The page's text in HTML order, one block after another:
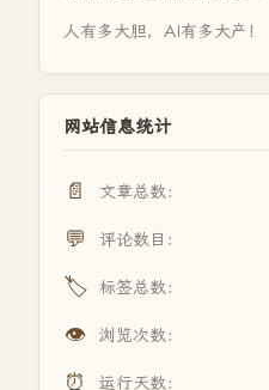
人有多大胆，AI有多大产！
网站信息统计
📄 文章总数：
💬 评论数目：
🏷️ 标签总数：
👁️ 浏览次数：
⏰ 运行天数：